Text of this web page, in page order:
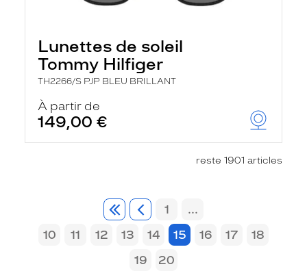
Lunettes de soleil
Tommy Hilfiger
TH2266/S PJP BLEU BRILLANT
À partir de
149,00 €
reste 1901 articles
1
...
10
11 12 13 14 15 16 17
18
19
20